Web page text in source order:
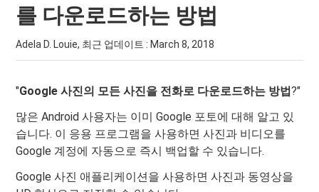
를 다운로드하는 방법
Adela D. Louie, 최근 업데이트 : March 8, 2018
"Google 사진의 모든 사진을 전화로 다운로드하는 방법?"
많은 Android 사용자는 이미 Google 포토에 대해 알고 있
습니다. 이 응용 프로그램을 사용하면 사진과 비디오를
Google 계정에 자동으로 즉시 백업할 수 있습니다.
Google 사진 애플리케이션을 사용하면 사진과 동영상을